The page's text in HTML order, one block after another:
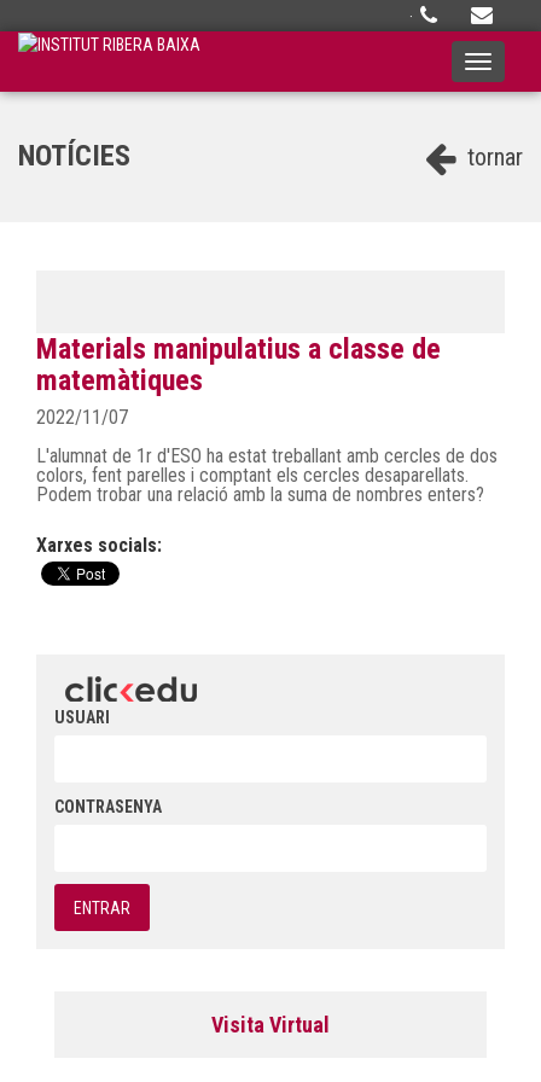
·
Toggle
tornar
NOTÍCIES
Materials manipulatius a classe de
matemàtiques
2022/11/07
L'alumnat de 1r d'ESO ha estat treballant amb cercles de dos
colors, fent parelles i comptant els cercles desaparellats.
Podem trobar una relació amb la suma de nombres enters?
Xarxes socials:
USUARI
CONTRASENYA
Visita Virtual